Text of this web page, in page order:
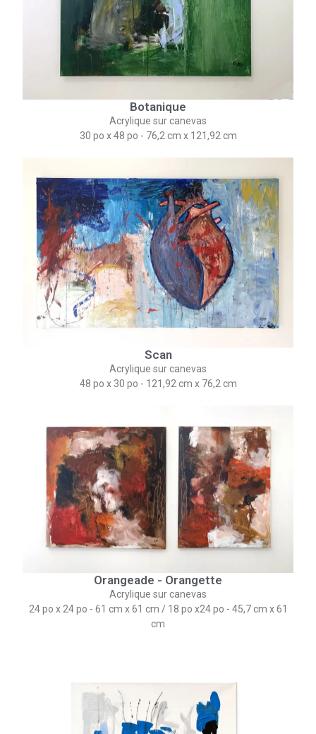
Botanique
Acrylique sur canevas
30 po x 48 po - 76,2 cm x 121,92 cm​
Scan
Acrylique sur canevas
48 po x 30 po - 121,92 cm​ x 76,2 cm
Orangeade - Orangette
Acrylique sur canevas
24 po x 24 po - 61 cm x 61 cm​ / 18 po x24 po - 45,7 cm x 61
cm